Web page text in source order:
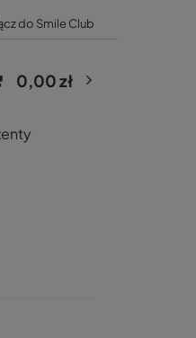
do Smile Club
0,00 zł